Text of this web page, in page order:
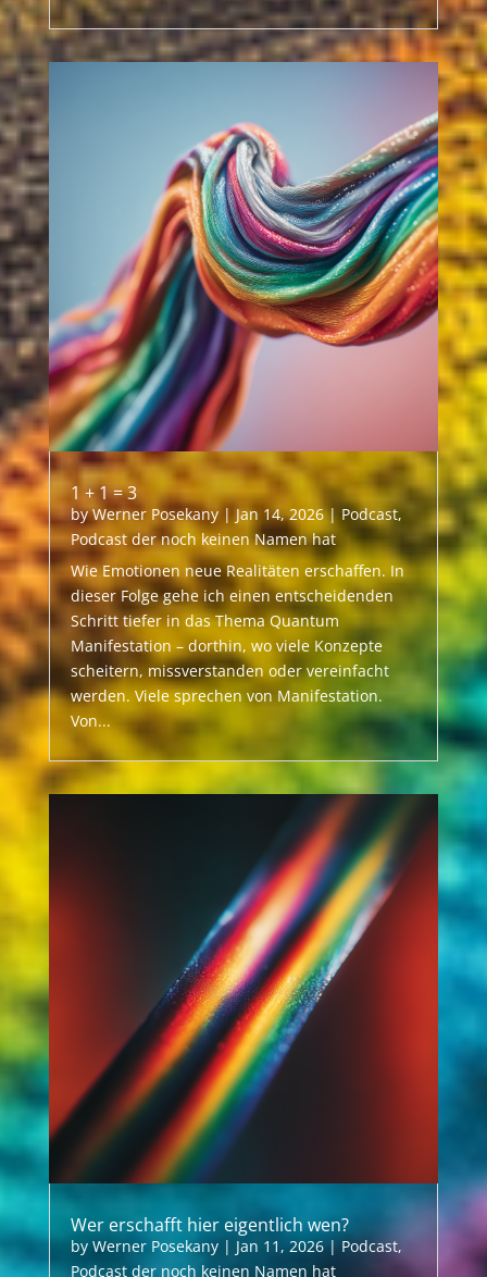
1 + 1 = 3
byWerner Posekany| Jan 14, 2026| Podcast,
Podcast der noch keinen Namen hat
Wie Emotionen neue Realitäten erschaffen. In
dieser Folge gehe ich einen entscheidenden
Schritt tiefer in das Thema Quantum
Manifestation – dorthin, wo viele Konzepte
scheitern, missverstanden oder vereinfacht
werden. Viele sprechen von Manifestation.
Von...
Wer erschafft hier eigentlich wen?
by Werner Posekany| Jan 11, 2026|Podcast,
Podcast der noch keinen Namen hat